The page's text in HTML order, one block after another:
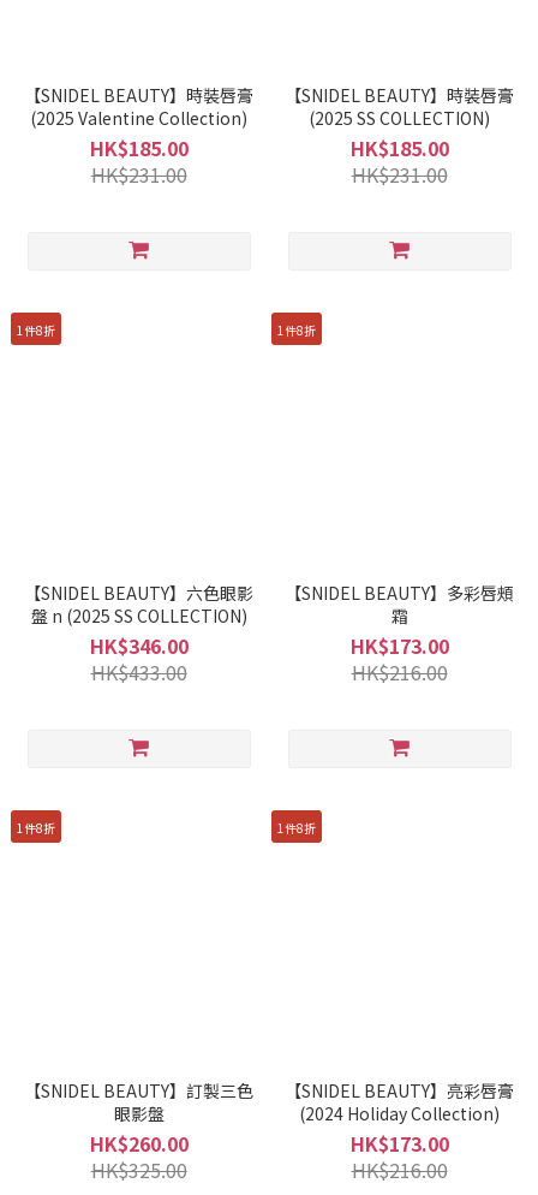
【SNIDEL BEAUTY】時裝唇膏
(2025 Valentine Collection)
HK$185.00
HK$231.00
【SNIDEL BEAUTY】時裝唇膏
(2025 SS COLLECTION)
HK$185.00
HK$231.00
1件8折
【SNIDEL BEAUTY】六色眼影
盤 n (2025 SS COLLECTION)
HK$346.00
HK$433.00
1件8折
【SNIDEL BEAUTY】多彩唇頰
霜
HK$173.00
HK$216.00
1件8折
【SNIDEL BEAUTY】訂製三色
眼影盤
HK$260.00
HK$325.00
1件8折
【SNIDEL BEAUTY】亮彩唇膏
(2024 Holiday Collection)
HK$173.00
HK$216.00